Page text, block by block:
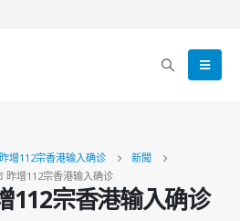
增112宗香港输入确诊
新聞
昨增112宗香港输入确诊
112宗香港输入确诊